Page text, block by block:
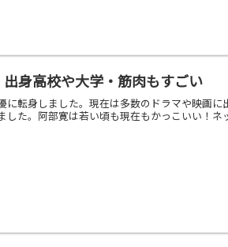
身高校や大学・筋肉もすごい
転身しました。現在は多数のドラマや映画に
た。阿部寛は若い頃も現在もかっこいい！ネ